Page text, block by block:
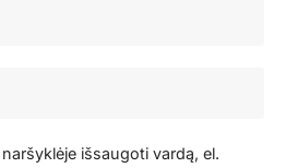
išsaugoti vardą, el.